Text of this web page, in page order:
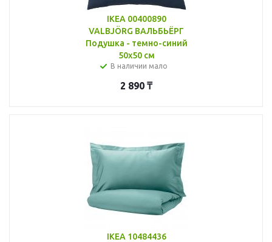
IKEA 00400890
VALBJÖRG ВАЛЬБЬЁРГ
Подушка - темно-синий
50x50 см
В наличии мало
2 890 ₸
IKEA 10484436